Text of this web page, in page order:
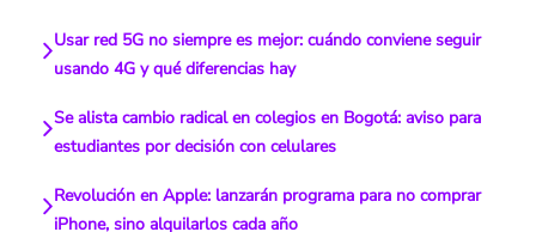
Usar red 5G no siempre es mejor: cuándo conviene seguir
usando 4G y qué diferencias hay
Se alista cambio radical en colegios en Bogotá: aviso para
estudiantes por decisión con celulares
Revolución en Apple: lanzarán programa para no comprar
iPhone, sino alquilarlos cada año